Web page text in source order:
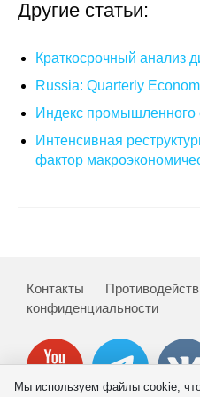
Аспирантура
Об аспирантуре
Нормативные
О совете
Другие статьи:
Краткосрочный анализ
Russia: Quarterly
Индекс
Интенсивная
фактор
Контакты
конфиденциальности
Мы используем файлы cookie,